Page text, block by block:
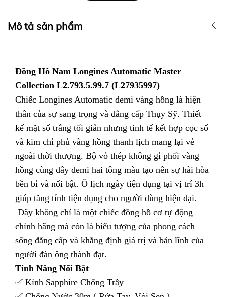
Mô tả sản phẩm
Đồng Hồ Nam Longines Automatic Master
Collection L2.793.5.99.7 (L27935997)
Chiếc Longines Automatic demi vàng hồng là hiện
thân của sự sang trọng và đẳng cấp Thụy Sỹ. Thiết
kế mặt số trắng tối giản nhưng tinh tế kết hợp cọc số
và kim chỉ phủ vàng hồng thanh lịch mang lại vẻ
ngoài thời thượng. Bộ vỏ thép không gỉ phối vàng
hồng cùng dây demi hai tông màu tạo nên sự hài hòa
bền bỉ và nổi bật. Ô lịch ngày tiện dụng tại vị trí 3h
giúp tăng tính tiện dụng cho người dùng hiện đại.
Đây không chỉ là một chiếc đồng hồ cơ tự động
chính hãng mà còn là biểu tượng của phong cách
sống đẳng cấp và khẳng định giá trị và bản lĩnh của
người đàn ông thành đạt.
Tính Năng Nổi Bật
✅ Kính Sapphire Chống Trầy